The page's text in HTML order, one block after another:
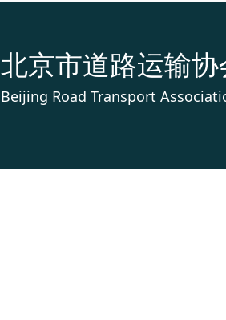
北京市道路运输协
Beijing Road Transport